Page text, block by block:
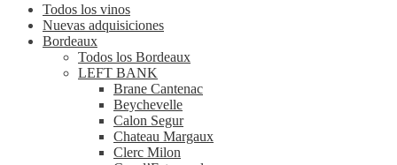
Todos los vinos
Nuevas adquisiciones
Bordeaux
Todos los Bordeaux
LEFT BANK
Brane Cantenac
Beychevelle
Calon Segur
Chateau Margaux
Clerc Milon